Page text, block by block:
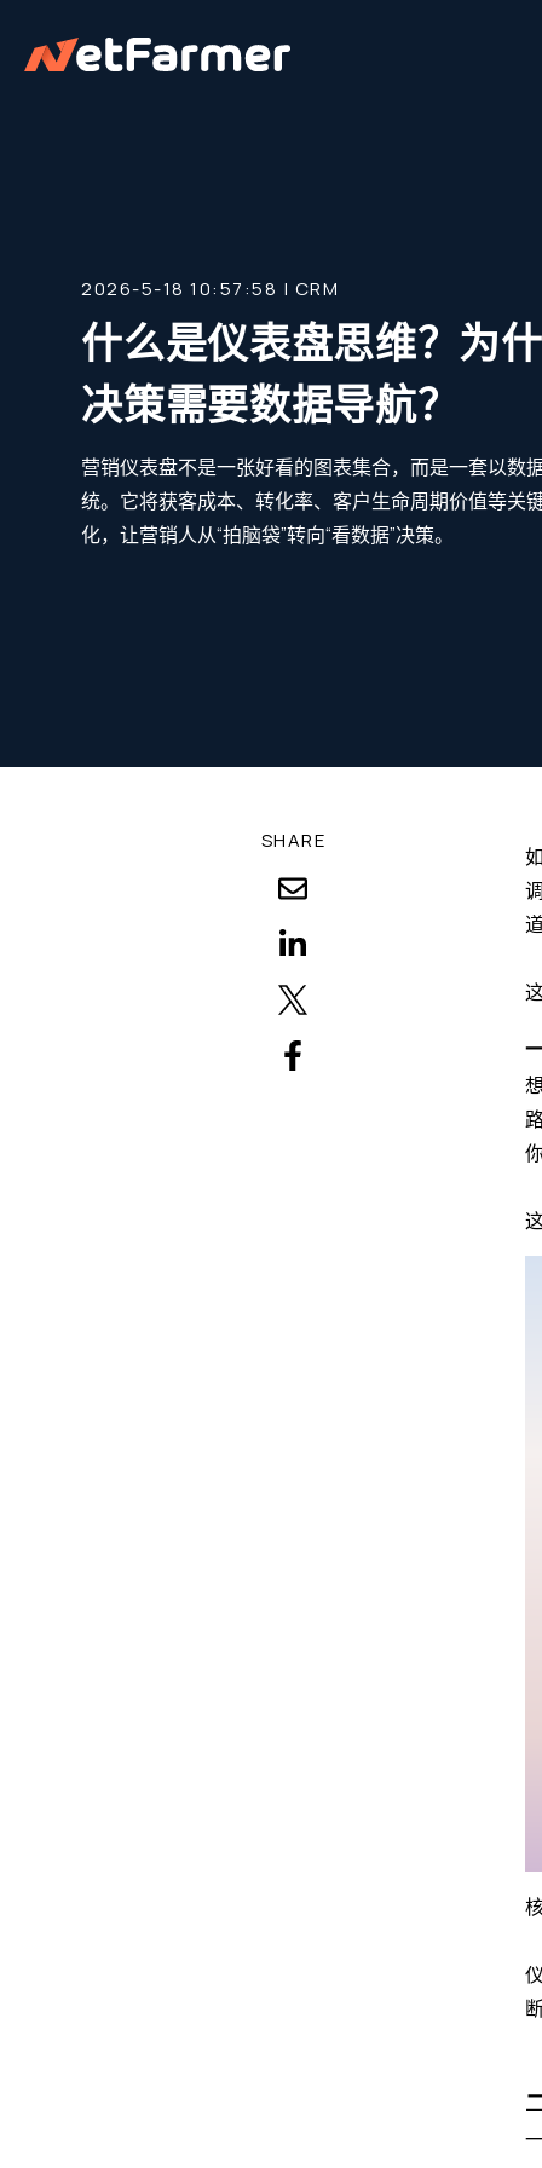
2026-5-18 10:57:58 | CRM
什么是仪表盘思维？为
决策需要数据导航？
营销仪表盘不是一张好看的图表集合，而是一套以数
统。它将获客成本、转化率、客户生命周期价值等关
化，让营销人从“拍脑袋”转向“看数据”决策。
SHARE